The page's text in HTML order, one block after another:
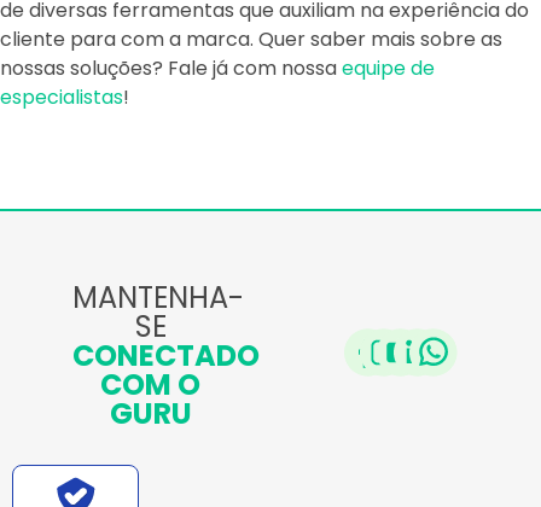
de diversas ferramentas que auxiliam na experiência do
cliente para com a marca. Quer saber mais sobre as
nossas soluções? Fale já com nossaequipe de
especialistas!
MANTENHA-
SE
CONECTADO
COM O
GURU